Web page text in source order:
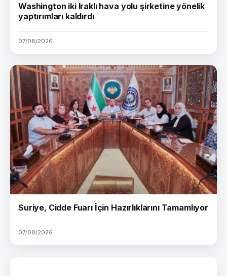
Washington iki Iraklı hava yolu şirketine yönelik
yaptırımları kaldırdı
07/08/2026
Suriye, Cidde Fuarı İçin Hazırlıklarını Tamamlıyor
07/08/2026